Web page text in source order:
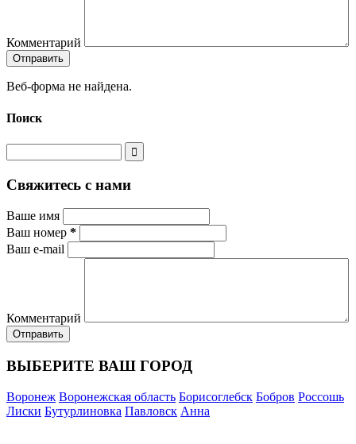
Комментарий
Веб-форма не найдена.
Поиск
Свяжитесь с нами
Ваше имя
Ваш номер *
Ваш e-mail
Комментарий
ВЫБЕРИТЕ ВАШ ГОРОД
Воронеж Воронежская область Борисоглебск Бобров Россошь
Лиски Бутурлиновка Павловск Анна